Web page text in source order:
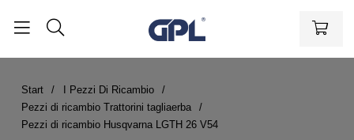
Start
I Pezzi Di Ricambio
Pezzi di ricambio Trattorini tagliaerba
Pezzi di ricambio Husqvarna LGTH 26 V54